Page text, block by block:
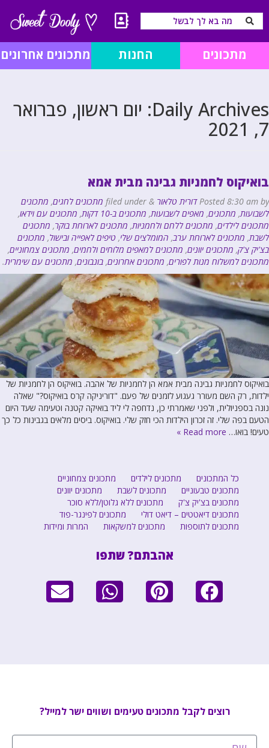
מתכונים החנות מתכונים אחרונים
Daily Archives: יום ראשון, פברואר
7, 2021
בואיקוס לחמניות גבינה מבית אמא
Posted8:30 am by דורית טלאור & מתכונים לחגים, מתכונים
לשבועות, מתכונים, מאפים לשבועות, מתכונים ב-10 דקות , מתכונים עם וידאו,
מתכונים לילדים, מתכונים ללחם ולחמניות, מתכונים לארוחת בוקר, מתכונים
לשבת, מתכונים לארוחת ערב, המומלצים שלי, טיפים לאפייה ובישול, מתכונים
בצ'יק צ'ק, מתכונים יוונים, מתכונים למאפים מלוחים ולחמים, מתכונים צמחוניים,
מתכונים למשלוח מנות לפורים, מתכונים אחרונים, בונבונים, מתכונים עם שימרית.
בואיקוס לחמניות גבינה מבית אמא הן לחמניות של אהבה. בואיקוס הן לחמניות של
ילדות, רק השם מעורר געגוע לזמנים של פעם. "דוריניקה קרס בואיקוס?" שאלה
נונה בספניולית, ולפני שאמרתי כן, נדחפה לי ליד בואיקה קטנה וטעימה שעד היום
הטעם בפה שלי. זה זכרון הילדות הכי חזק שלי. בואיקוס. ביסים מלאים בגבינות כל כך
טעים! בואו… Read more »
כל המתכונים מתכונים לילדים
מתכונים צמחוניים
מתכונים טבעוניים
מתכונים לשבת
מתכונים יוונים
מתכונים בצ'יק צ'ק
מתכונים ללא גלוטן/ללא סוכר
מתכונים דיאטטים – דיאט דולי
מתכונים לפינגר-פוד
מתכונים לתוספות
מתכונים למשקאות המרות ומידות
אהבתם? שתפו
רוצים לקבל מתכונים טעימים ושווים ישר למייל?